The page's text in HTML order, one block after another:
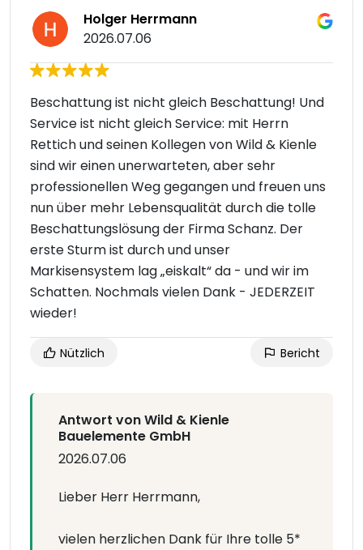
Holger Herrmann
2026.07.06
Beschattung ist nicht gleich Beschattung! Und
Service ist nicht gleich Service: mit Herrn
Rettich und seinen Kollegen von Wild & Kienle
sind wir einen unerwarteten, aber sehr
professionellen Weg gegangen und freuen uns
nun über mehr Lebensqualität durch die tolle
Beschattungslösung der Firma Schanz. Der
erste Sturm ist durch und unser
Markisensystem lag „eiskalt“ da - und wir im
Schatten. Nochmals vielen Dank - JEDERZEIT
wieder!
Nützlich Bericht
Antwort von Wild & Kienle
Bauelemente GmbH
2026.07.06
Lieber Herr Herrmann,
vielen herzlichen Dank für Ihre tolle 5*